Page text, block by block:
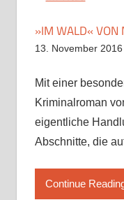
»IM WALD« VON
13. November 2016
Mit einer
Kriminalroman
eigentliche
Abschnitte, die
Continue